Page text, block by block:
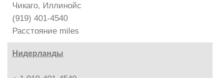
Чикаго, Иллинойс
(919) 401-4540
Расстояние miles
Нидерланды